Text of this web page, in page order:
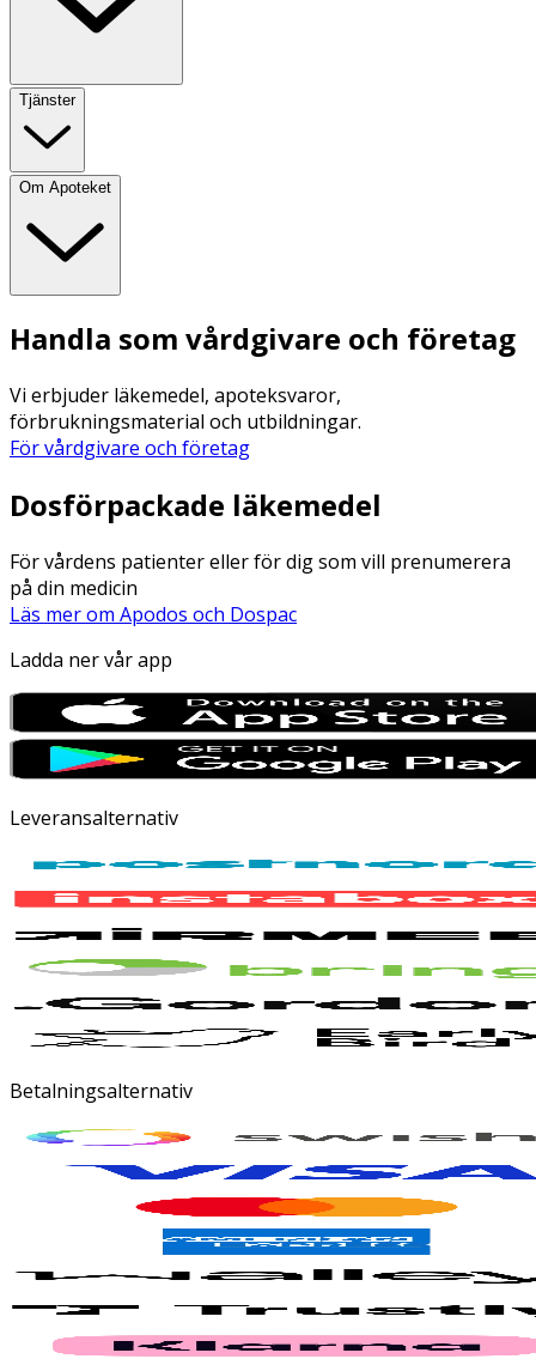
Tjänster
Om Apoteket
Handla som vårdgivare och företag
Vi erbjuder läkemedel, apoteksvaror,
förbrukningsmaterial och utbildningar.
För vårdgivare och företag
Dosförpackade läkemedel
För vårdens patienter eller för dig som vill prenumerera
på din medicin
Läs mer om Apodos och Dospac
Ladda ner vår app
Leveransalternativ
Betalningsalternativ